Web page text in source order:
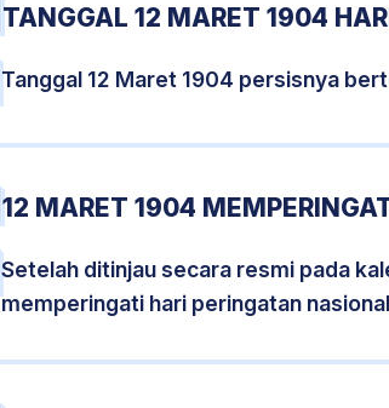
TANGGAL 12 MARET 1904
Tanggal 12 Maret 1904 persisnya
12 MARET 1904
Setelah ditinjau secara resmi pada
memperingati hari peringatan